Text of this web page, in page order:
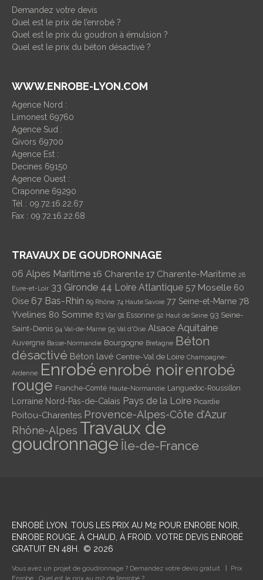
Demandez votre devis
Quel est le prix de l’enrobé ?
Quel est le prix du goudron à émulsion ?
Quel est le prix du béton désactivé ?
WWW.ENROBE-LYON.COM
Agence Nord :
Limonest 69760
Agence Sud :
Givors 69700
Agence Est :
Decines 69150
Agence Ouest :
Craponne 69290
Tél : 09.72.16.22.67
Fax : 09.72.16.22.68
TRAVAUX DE GOUDRONNAGE
06 Alpes Maritime 16 Charente 17 Charente-Maritime 28
Eure-et-Loir 33 Gironde 44 Loire Atlantique 57 Moselle 60
Oise 67 Bas-Rhin 69 Rhône 74 Haute Savoie 77 Seine-et-Marne 78
Yvelines 80 Somme 83 Var 91 Essonne 92 Haut de Seine 93 Seine-
Saint-Denis 94 Val-de-Marne 95 Val d'Oise Alsace Aquitaine
Auvergne Basse-Normandie Bourgogne Bretagne Béton
désactivé Béton lavé Centre-Val de Loire Champagne-
Ardenne Enrobéenrobé noirenrobé
rouge Franche-Comté Haute-Normandie Languedoc-Roussillon
Lorraine Nord-Pas-de-Calais Pays de la Loire Picardie
Poitou-Charentes Provence-Alpes-Côte d'Azur
Rhône-Alpes Travaux de
goudronnage Île-de-France
ENROBÉ LYON . TOUS LES PRIX AU M2 POUR ENROBE NOIR,
ENROBE ROUGE, À CHAUD, À FROID. VOTRE DEVIS ENROBÉ
GRATUIT EN 48H.
© 2026
Vous avez un projet de goudronnage ? Demandez votre devis gratuit
Prix
Enrobé : Quel est le prix au m2 de l’enrobé ?